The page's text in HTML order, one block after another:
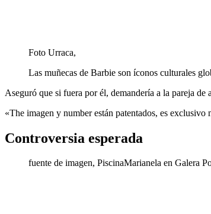
Foto Urraca,
Las muñecas de Barbie son íconos culturales
Aseguró que si fuera por él, demandería a la pareja de
«The imagen y number están patentados, es
Controversia esperada
fuente de imagen, PiscinaMarianela en Galera